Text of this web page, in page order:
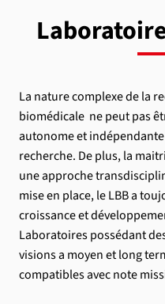
La nature complexe de la
biomédicale ne peut pas
autonome et
recherche. De plus, la
une approche
mise en place, le LBB a
croissance et
Laboratoires possédant
visions a moyen et long
compatibles avec note